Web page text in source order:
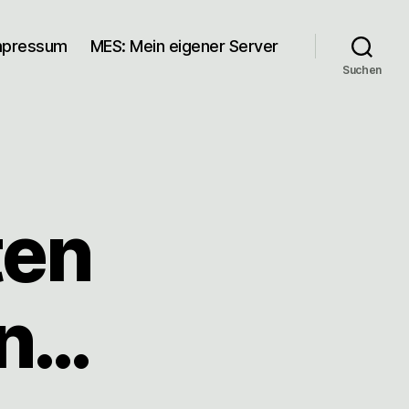
MES: Mein eigener Server
Suchen